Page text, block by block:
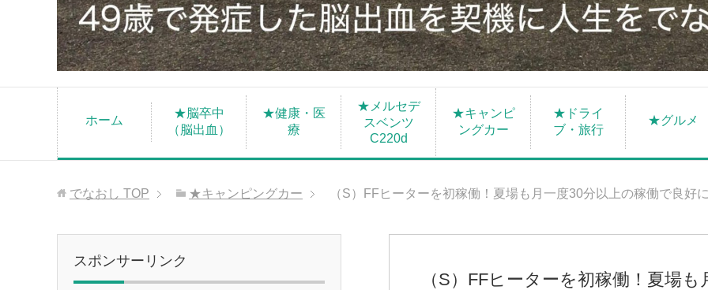
ホーム
★脳卒中
（脳出血）
★健康・医
療
★メルセデ
スベンツ
C220d
★キャンピ
ングカー
★ドライ
ブ・旅行
★グルメ
でなおし TOP ★キャンピングカー （S）FFヒーターを初稼働！夏場も月一度30分以上の稼働で良好
（S）FFヒーターを初稼働！夏場
スポンサーリンク